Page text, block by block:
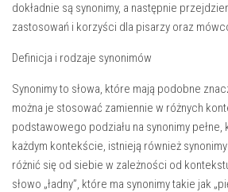
dokładnie są synonimy, a następnie
zastosowań i korzyści dla pisarzy oraz
Definicja i rodzaje synonimów
Synonimy to słowa, które mają podobne
można je stosować zamiennie w różnych
podstawowego podziału na synonimy pełne,
każdym kontekście, istnieją również
różnić się od siebie w zależności od
słowo „ładny”, które ma synonimy takie jak